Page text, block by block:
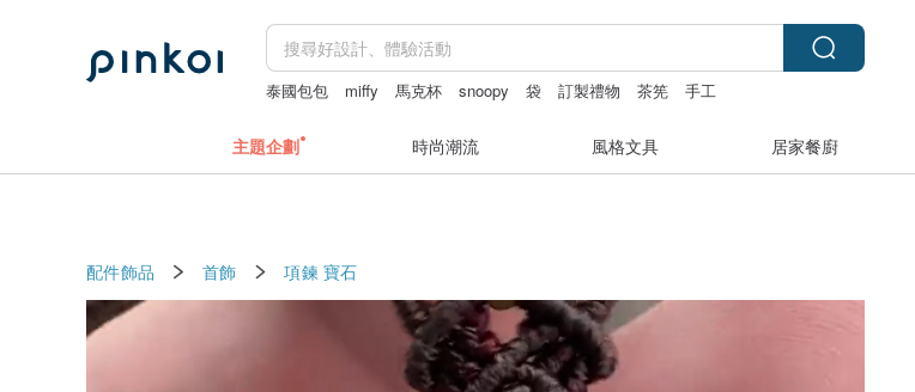
泰國包包 miffy 馬克杯 snoopy 袋 訂製禮物 茶筅 手工
主題企劃 時尚潮流 風格文具 居家餐廚
配件飾品 首飾 項鍊 寶石